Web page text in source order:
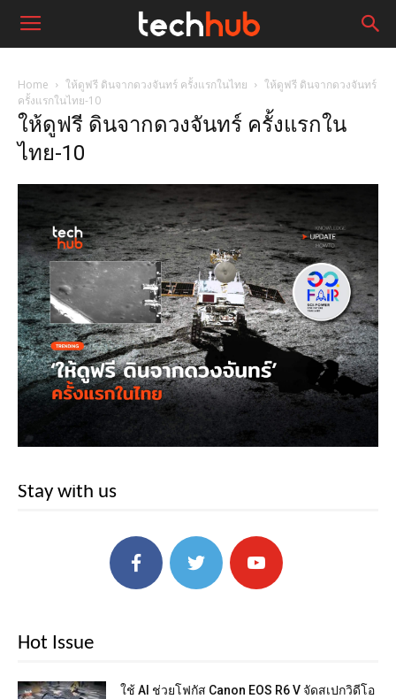
Home ให้ดูฟรี ดินจากดวงจันทร์ ครั้งแรกในไทย
ให้ดูฟรี ดินจากดวงจันทร์
ครั้งแรกในไทย-10
ให้ดูฟรี ดินจากดวงจันทร์ ครั้งแรกใน
ไทย-10
Stay with us
Hot Issue
ใช้ AI ช่วยโฟกัส Canon EOS R6 V จัดสเปกวิดีโอ